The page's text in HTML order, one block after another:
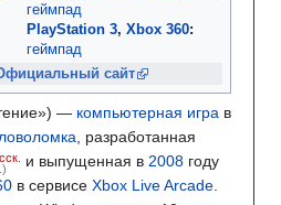
геймпад
PlayStation 3, Xbox 360:
геймпад
сайт
) — компьютерная игра в
, разработанная
и выпущенная в 2008году
в сервисе Xbox Live Arcade.